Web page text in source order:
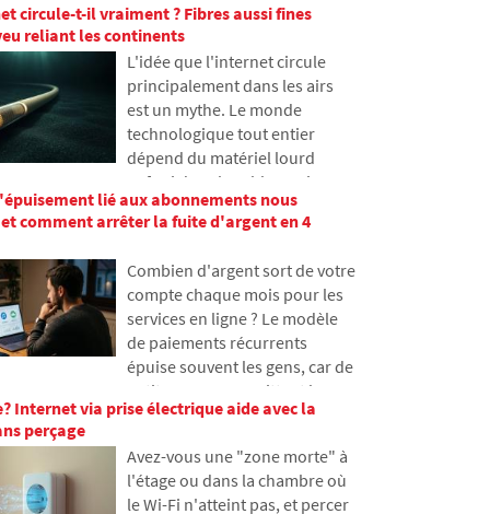
monde et pourquoi Internet ne
aujourd'hui.
photos, d'e-mails, de comptes
sur les réseaux sociaux ou des
données stockées dans le
cloud. Que deviennent-ils
après la mort et qui y aura
accès ? Dans cet article, nous
examinons comment
numérique, pourquoi les
proches peuvent rencontrer
des problèmes avec les
données et comment organiser
notre empreinte en ligne dès
aujourd'hui.
circule-t-il vraiment ? Fibres aussi fines
reliant les continents
L'idée que l'internet circule
principalement dans les airs
est un mythe. Le monde
technologique tout entier
dépend du matériel lourd
enfoui dans le sable marin.
Dans cet article, nous
aborderons la technologie des
apprendrez comment
fonctionnent les fibres
optiques, ce qu'implique leur
pose depuis des navires et
comment les profondeurs
océaniques sont devenues un
champ de bataille
géopolitique.
lié aux abonnements nous
comment arrêter la fuite d'argent en 4
Combien d'argent sort de votre
compte chaque mois pour les
services en ligne ? Le modèle
de paiements récurrents
épuise souvent les gens, car de
petites sommes quittent leur
portefeuille et s'accumulent
inattendus. Dans le texte, nous
nous appuierons sur des
Internet via prise électrique aide avec la
perçage
Avez-vous une "zone morte" à
l'étage ou dans la chambre où
le Wi-Fi n'atteint pas, et percer